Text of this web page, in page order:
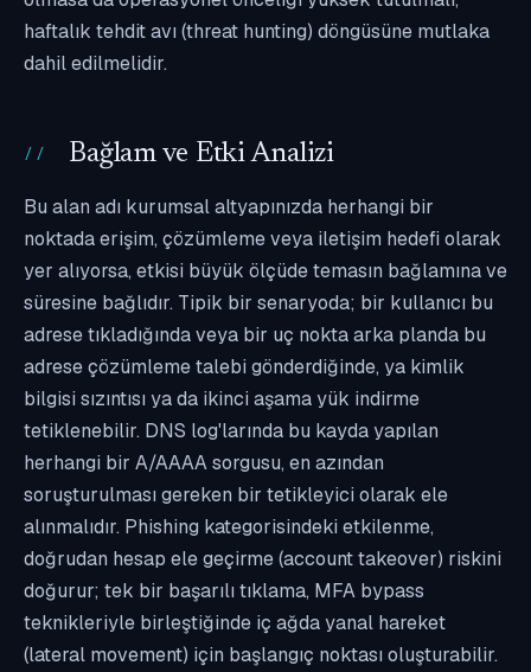
haftalık tehdit avı (threat hunting) döngüsüne mutlaka
dahil edilmelidir.
Bağlam ve Etki Analizi
Bu alan adı kurumsal altyapınızda herhangi bir
noktada erişim, çözümleme veya iletişim hedefi olarak
yer alıyorsa, etkisi büyük ölçüde temasın bağlamına ve
süresine bağlıdır. Tipik bir senaryoda; bir kullanıcı bu
adrese tıkladığında veya bir uç nokta arka planda bu
adrese çözümleme talebi gönderdiğinde, ya kimlik
bilgisi sızıntısı ya da ikinci aşama yük indirme
tetiklenebilir. DNS log'larında bu kayda yapılan
herhangi bir A/AAAA sorgusu, en azından
soruşturulması gereken bir tetikleyici olarak ele
alınmalıdır. Phishing kategorisindeki etkilenme,
doğrudan hesap ele geçirme (account takeover) riskini
doğurur; tek bir başarılı tıklama, MFA bypass
teknikleriyle birleştiğinde iç ağda yanal hareket
(lateral movement) için başlangıç noktası oluşturabilir.